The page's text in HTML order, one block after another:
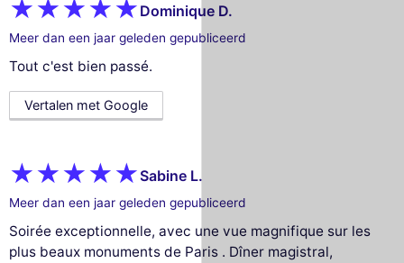
Dominique D.
Meer dan een jaar geleden gepubliceerd
Tout c'est bien passé.
Vertalen met Google
Sabine L.
Meer dan een jaar geleden gepubliceerd
Soirée exceptionnelle, avec une vue magnifique sur les
plus beaux monuments de Paris . Dîner magistral,